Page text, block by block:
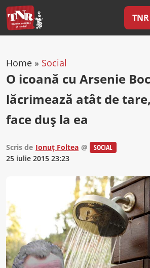
Home » Social
O icoană cu Arsenie
lăcrimează atât de
face duș la ea
Scris de Ionuț Foltea @
SOCIAL
25 iulie 2015 23:23